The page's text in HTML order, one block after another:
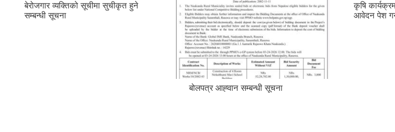
बेरोजगार व्यक्तिको सूचीमा सुचीकृत हुने
सम्बन्धी सूचना
बोलपत्र आह्‍वान सम्बन्धी सूचना
कृषि
आवेदन पेश